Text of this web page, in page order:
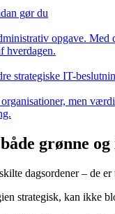
gør du
opgave.
hverdagen.
strategiske IT-
men
grønne
dagsordener – de
strategisk, kan ikke